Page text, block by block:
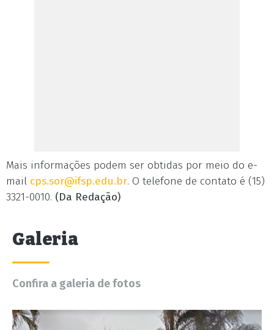
Mais informações podem ser obtidas por meio do e-
mail cps.sor@ifsp.edu.br. O telefone de contato é (15)
3321-0010. (Da Redação)
Galeria
Confira a galeria de fotos